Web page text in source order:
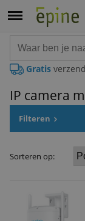
Gratis
IP camera
Filteren
Sorteren op: